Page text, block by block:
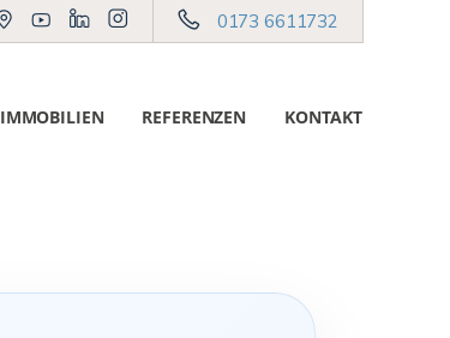
0173 6611732
IMMOBILIEN REFERENZEN KONTAKT